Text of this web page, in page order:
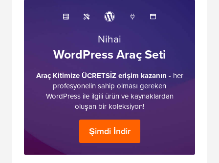
Nihai
WordPress Araç Seti
Araç Kitimize ÜCRETSİZ erişim kazanın - her
profesyonelin sahip olması gereken
WordPress ile ilgili ürün ve kaynaklardan
oluşan bir koleksiyon!
Şimdi İndir